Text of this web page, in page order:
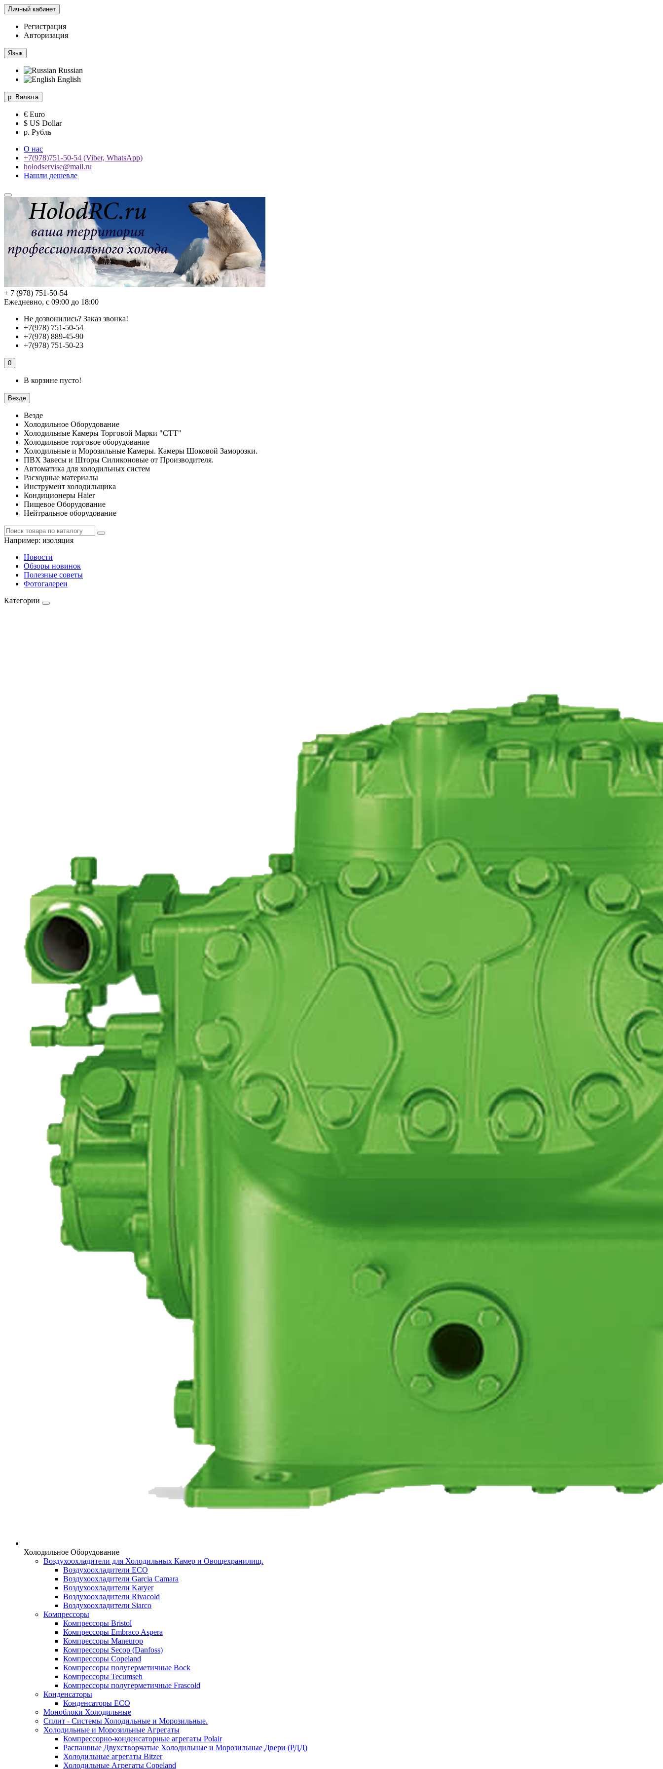
Личный кабинет
Регистрация
Авторизация
Язык
Russian
English
р. Валюта
€ Euro
$ US Dollar
р. Рубль
О нас
+7(978)751-50-54 (Viber, WhatsApp)
holodservise@mail.ru
Нашли дешевле
+ 7 (978) 751-50-54
Ежедневно, с 09:00 до 18:00
Не дозвонились? Заказ звонка!
+7(978) 751-50-54
+7(978) 889-45-90
+7(978) 751-50-23
0
В корзине пусто!
Везде
Везде
Холодильное Оборудование
Холодильные Камеры Торговой Марки "СТТ"
Холодильное торговое оборудование
Холодильные и Морозильные Камеры. Камеры Шоковой Заморозки.
ПВХ Завесы и Шторы Силиконовые от Производителя.
Автоматика для холодильных систем
Расходные материалы
Инструмент холодильщика
Кондиционеры Haier
Пищевое Оборудование
Нейтральное оборудование
Например: изоляция
Новости
Обзоры новинок
Полезные советы
Фотогалереи
Категории
Холодильное Оборудование
Воздухоохладители для Холодильных Камер и Овощехранилищ.
Воздухоохладители ECO
Воздухоохладители Garcia Camara
Воздухоохладители Karyer
Воздухоохладители Rivacold
Воздухоохладители Siarco
Компрессоры
Компрессоры Bristol
Компрессоры Embraco Aspera
Компрессоры Maneurop
Компрессоры Secop (Danfoss)
Компрессоры Copeland
Компрессоры полугерметичные Bock
Компрессоры Tecumseh
Компрессоры полугерметичные Frascold
Конденсаторы
Конденсаторы ECO
Моноблоки Холодильные
Сплит - Системы Холодильные и Морозильные.
Холодильные и Морозильные Агрегаты
Компрессорно-конденсаторные агрегаты Polair
Распашные Двухстворчатые Холодильные и Морозильные Двери (РДД)
Холодильные агрегаты Bitzer
Холодильные Агрегаты Copeland